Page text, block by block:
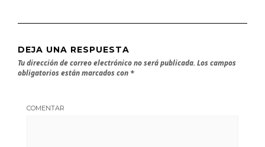
DEJA UNA RESPUESTA
Tu dirección de correo electrónico no será publicada. Los campos
obligatorios están marcados con *
COMENTAR